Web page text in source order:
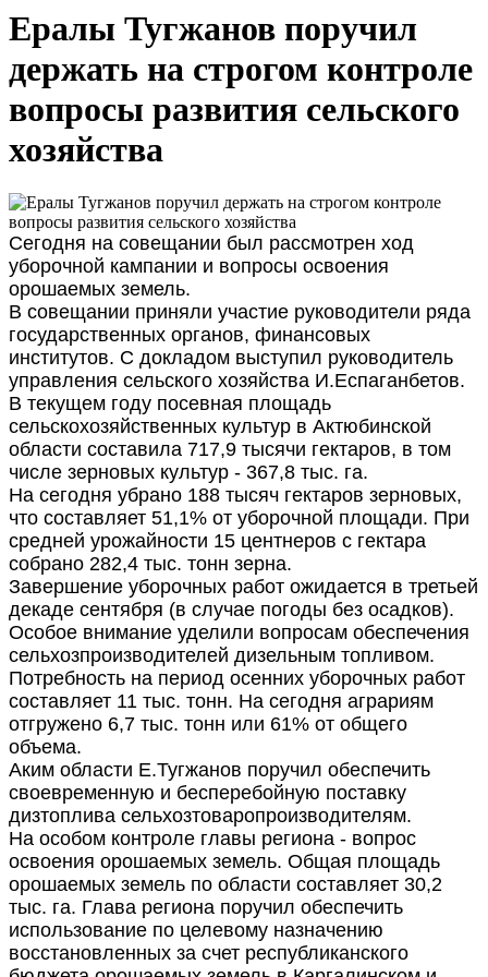
Ералы Тугжанов поручил
держать на строгом контроле
вопросы развития сельского
хозяйства
Сегодня на совещании был рассмотрен ход
уборочной кампании и вопросы освоения
орошаемых земель.
В совещании приняли участие руководители ряда
государственных органов, финансовых
институтов. С докладом выступил руководитель
управления сельского хозяйства И.Еспаганбетов.
В текущем году посевная площадь
сельскохозяйственных культур в Актюбинской
области составила 717,9 тысячи гектаров, в том
числе зерновых культур - 367,8 тыс. га.
На сегодня убрано 188 тысяч гектаров зерновых,
что составляет 51,1% от уборочной площади. При
средней урожайности 15 центнеров с гектара
собрано 282,4 тыс. тонн зерна.
Завершение уборочных работ ожидается в третьей
декаде сентября (в случае погоды без осадков).
Особое внимание уделили вопросам обеспечения
сельхозпроизводителей дизельным топливом.
Потребность на период осенних уборочных работ
составляет 11 тыс. тонн. На сегодня аграриям
отгружено 6,7 тыс. тонн или 61% от общего
объема.
Аким области Е.Тугжанов поручил обеспечить
своевременную и бесперебойную поставку
дизтоплива сельхозтоваропроизводителям.
На особом контроле главы региона - вопрос
освоения орошаемых земель. Общая площадь
орошаемых земель по области составляет 30,2
тыс. га. Глава региона поручил обеспечить
использование по целевому назначению
восстановленных за счет республиканского